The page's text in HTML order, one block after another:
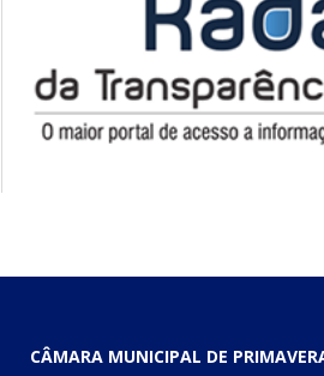
CÂMARA MUNICIPAL DE